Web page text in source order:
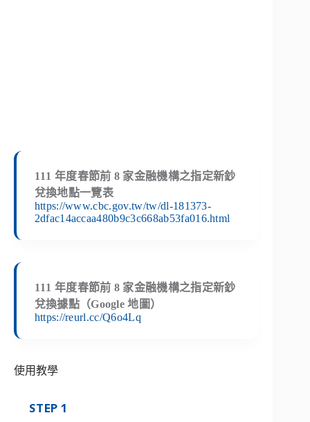
111 年度春節前 8 家金融機構之指定新鈔
兌換地點一覽表
https://www.cbc.gov.tw/tw/dl-181373-
2dfac14accaa480b9c3c668ab53fa016.html
111 年度春節前 8 家金融機構之指定新鈔
兌換據點（Google 地圖）
https://reurl.cc/Q6o4Lq
使用教學
STEP 1